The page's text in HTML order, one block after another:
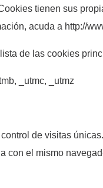
tienen sus
acuda a http://
de las cookies
_utmc, _utmz
de visitas
con el mismo